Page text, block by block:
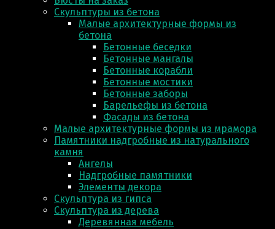
Скульптуры из бетона
Малые архитектурные формы из
бетона
Бетонные беседки
Бетонные мангалы
Бетонные корабли
Бетонные мостики
Бетонные заборы
Барельефы из бетона
Фасады из бетона
Малые архитектурные формы из мрамора
Памятники надгробные из натурального
камня
Ангелы
Надгробные памятники
Элементы декора
Скульптура из гипса
Скульптура из деревa
Деревянная мебель